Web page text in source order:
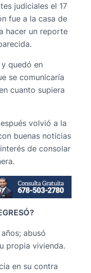
judiciales el 17
fue a la casa de
hacer un reporte
quedó en
se comunicaría
cuanto supiera
volvió a la
buenas noticias
de consolar
abusó
propia vivienda.
en su contra